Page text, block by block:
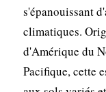
s'épanouissant
climatiques.
d'Amérique du
Pacifique, cette